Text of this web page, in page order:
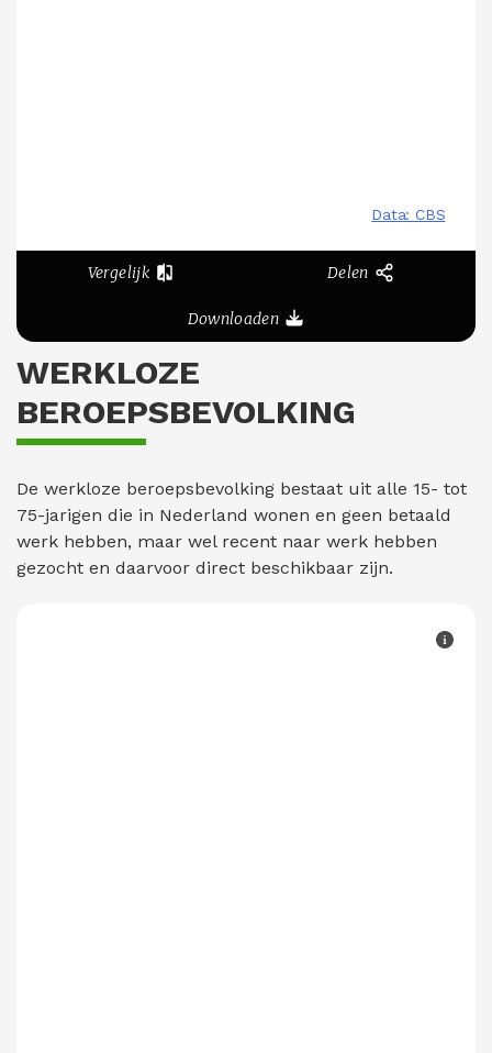
Vergelijk Delen
Downloaden
WERKLOZE
BEROEPSBEVOLKING
De werkloze beroepsbevolking bestaat uit alle 15- tot
75-jarigen die in Nederland wonen en geen betaald
werk hebben, maar wel recent naar werk hebben
gezocht en daarvoor direct beschikbaar zijn.